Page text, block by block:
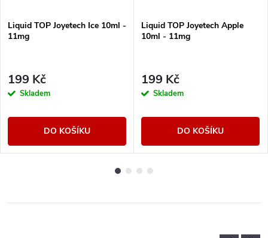
Liquid TOP Joyetech Ice 10ml -
11mg
199 Kč
Skladem
DO KOŠÍKU
Liquid TOP Joyetech Apple
10ml - 11mg
199 Kč
Skladem
DO KOŠÍKU